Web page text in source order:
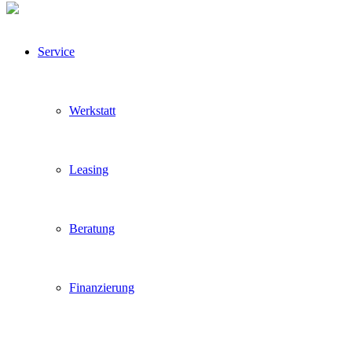
Service
Werkstatt
Leasing
Beratung
Finanzierung